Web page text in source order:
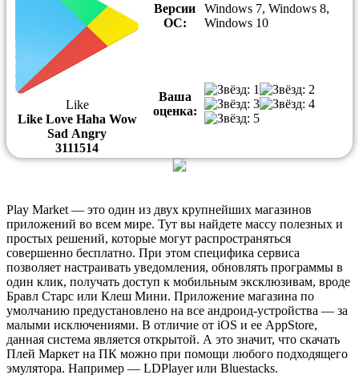
Like
Like Love Haha Wow
Sad Angry
3111514
Версии
ОС:
Windows 7, Windows 8,
Windows 10
Ваша
оценка:
Play Market — это один из двух крупнейших магазинов
приложений во всем мире. Тут вы найдете массу полезных и
простых решений, которые могут распространяться
совершенно бесплатно. При этом специфика сервиса
позволяет настраивать уведомления, обновлять программы в
один клик, получать доступ к мобильным эксклюзивам, вроде
Бравл Старс или Клеш Мини. Приложение магазина по
умолчанию предустановлено на все андроид-устройства — за
малыми исключениями. В отличие от iOS и ее AppStore,
данная система является открытой. А это значит, что скачать
Плей Маркет на ПК можно при помощи любого подходящего
эмулятора. Например — LDPlayer или Bluestacks.